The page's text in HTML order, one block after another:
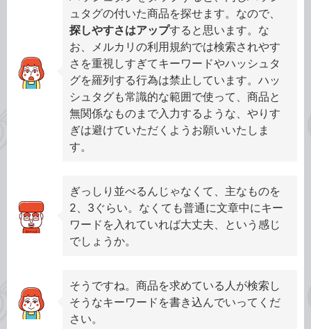
ュタグの付いた商品を探せます。なので、
探しやすさはアップすると思います。な
お、メルカリの利用規約では検索されやす
さを重視しすぎてキーワードやハッシュタ
グを羅列する行為は禁止しています。ハッ
シュタグも常識的な範囲で使って、商品と
無関係なものまで入力するような、やりす
ぎは避けていただくようお願いいたしま
す。
ぎっしり並べるんじゃなくて、主なものを
2、3ぐらい。なくても普通に文章中にキー
ワードを入れていれば大丈夫、という感じ
でしょうか。
そうですね。商品を求めている人が検索し
そうなキーワードを書き込んでいってくだ
さい。